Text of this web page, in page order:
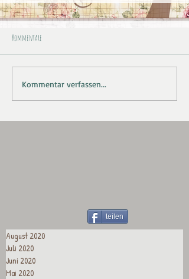
Kommentare
Kommentar verfassen...
teilen
August 2020
Juli 2020
Juni 2020
Mai 2020